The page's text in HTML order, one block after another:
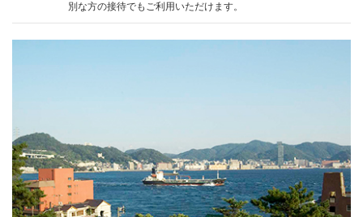
別な方の接待でもご利用いただけます。